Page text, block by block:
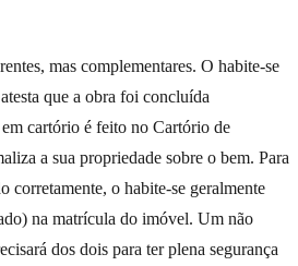
mas complementares. O habite-se
que a obra foi concluída
cartório é feito no Cartório de
a sua propriedade sobre o bem. Para
corretamente, o habite-se geralmente
na matrícula do imóvel. Um não
dos dois para ter plena segurança